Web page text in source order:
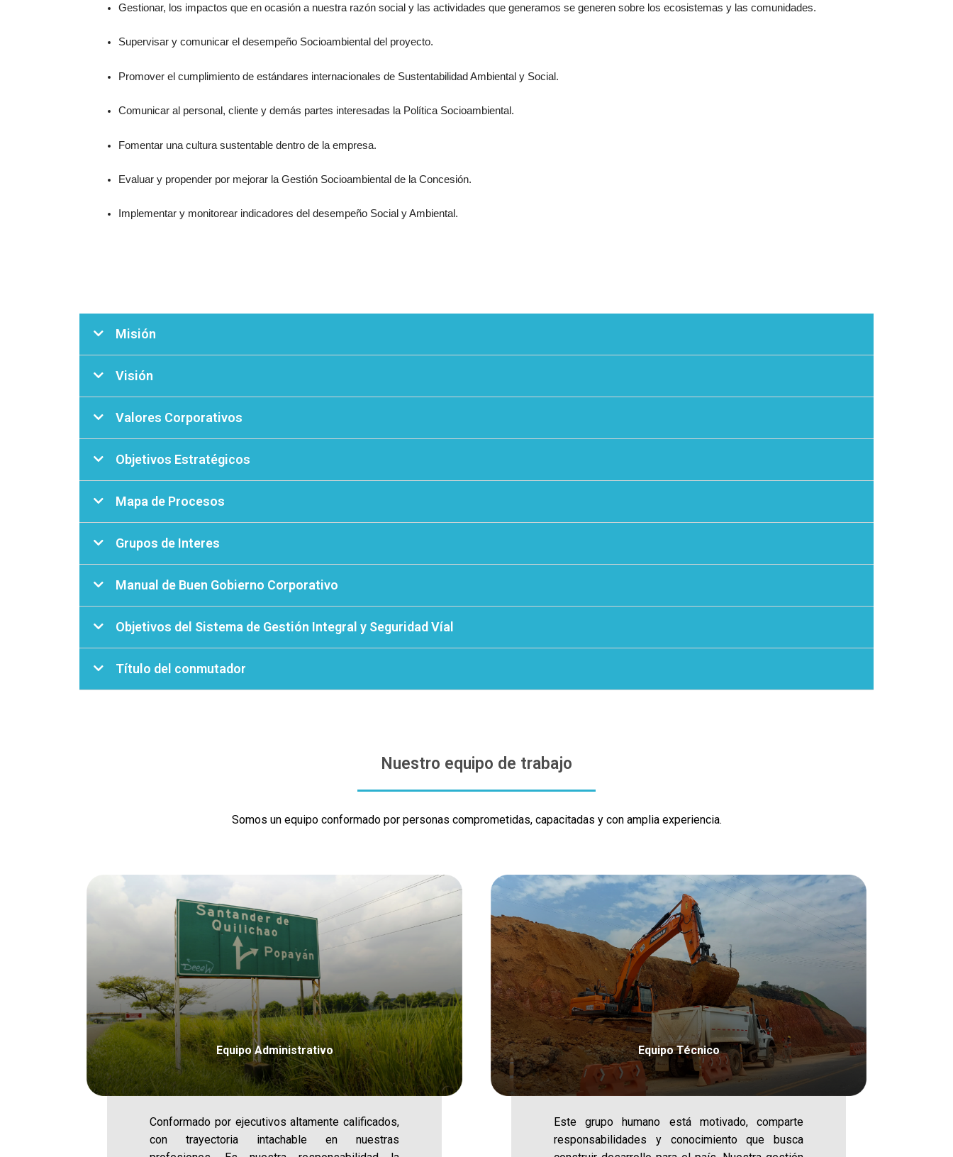
Gestionar, los impactos que en ocasión a nuestra razón social y las actividades que generamos se generen sobre los ecosistemas y las comunidades.
Supervisar y comunicar el desempeño Socioambiental del proyecto.
Promover el cumplimiento de estándares internacionales de Sustentabilidad Ambiental y Social.
Comunicar al personal, cliente y demás partes interesadas la Política Socioambiental.
Fomentar una cultura sustentable dentro de la empresa.
Evaluar y propender por mejorar la Gestión Socioambiental de la Concesión.
Implementar y monitorear indicadores del desempeño Social y Ambiental.
Misión
Visión
Valores Corporativos
Objetivos Estratégicos
Mapa de Procesos
Grupos de Interes
Manual de Buen Gobierno Corporativo
Objetivos del Sistema de Gestión Integral y Seguridad Víal
Título del conmutador
Nuestro equipo de trabajo
Somos un equipo conformado por personas comprometidas, capacitadas y con amplia experiencia.
Equipo Administrativo
Conformado por ejecutivos altamente calificados,
con trayectoria intachable en nuestras
Equipo Técnico
Este grupo humano está motivado, comparte
responsabilidades y conocimiento que busca